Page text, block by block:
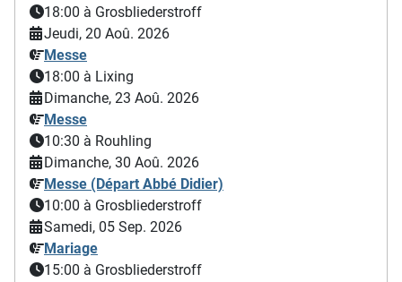
18:00 à Grosbliederstroff
Jeudi, 20 Aoû. 2026
Messe
18:00 à Lixing
Dimanche, 23 Aoû. 2026
Messe
10:30 à Rouhling
Dimanche, 30 Aoû. 2026
Messe (Départ Abbé Didier)
10:00 à Grosbliederstroff
Samedi, 05 Sep. 2026
Mariage
15:00 à Grosbliederstroff